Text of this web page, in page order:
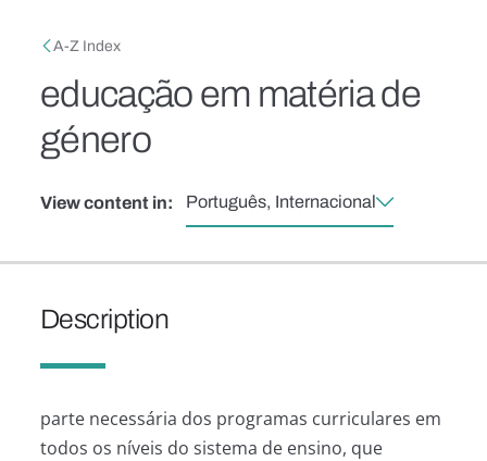
Breadcrumb
A-Z Index
educação em matéria de
género
View content in: Português, Internacional
Description
parte necessária dos programas curriculares em
todos os níveis do sistema de ensino, que